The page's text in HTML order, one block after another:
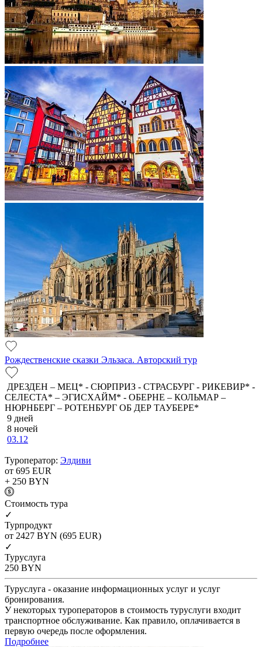
Рождественские сказки Эльзаса. Авторский тур
ДРЕЗДЕН – МЕЦ* - СЮРПРИЗ - СТРАСБУРГ - РИКЕВИР* -
СЕЛЕСТА* – ЭГИСХАЙМ* - ОБЕРНЕ – КОЛЬМАР –
НЮРНБЕРГ – РОТЕНБУРГ ОБ ДЕР ТАУБЕРЕ*
9 дней
8 ночей
03.12
Туроператор: Элдиви
от 695 EUR
+ 250 BYN
Cтоимость тура
✓
Турпродукт
от 2427 BYN (695 EUR)
✓
Туруслуга
250 BYN
Туруслуга - оказание информационных услуг и услуг
бронирования.
У некоторых туроператоров в стоимость туруслуги входит
транспортное обслуживание. Как правило, оплачивается в
первую очередь после оформления.
Подробнее